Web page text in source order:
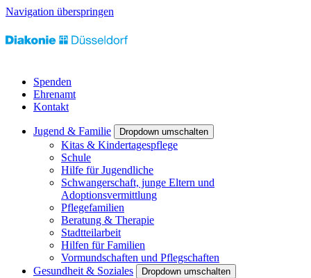
Navigation überspringen
Spenden
Ehrenamt
Kontakt
Jugend & Familie Dropdown umschalten
Kitas & Kindertagespflege
Schule
Hilfe für Jugendliche
Schwangerschaft, junge Eltern und
Adoptionsvermittlung
Pflegefamilien
Beratung & Therapie
Stadtteilarbeit
Hilfen für Familien
Vormundschaften und Pflegschaften
Gesundheit & Soziales
Dropdown umschalten